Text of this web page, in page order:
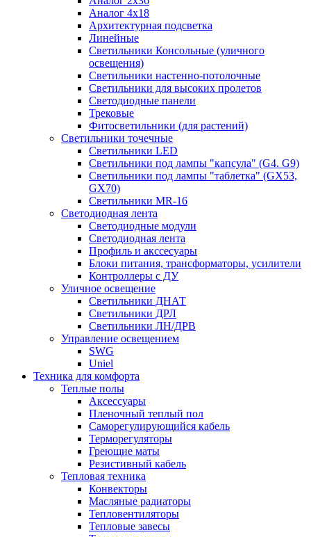
Аналог 4х18
Архитектурная подсветка
Линейные
Светильники Консольные (уличного
освещения)
Светильники настенно-потолочные
Светильники для высоких пролетов
Светодиодные панели
Трековые
Фитосветильники (для растений)
Светильники точечные
Светильники LED
Светильники под лампы "капсула" (G4. G9)
Светильники под лампы "таблетка" (GX53,
GX70)
Светильники MR-16
Светодиодная лента
Светодиодные модули
Светодиодная лента
Профиль и акссесуары
Блоки питания, трансформаторы, усилители
Контроллеры с ДУ
Уличное освещение
Светильники ДНАТ
Светильники ДРЛ
Светильники ЛН/ДРВ
Управление освещением
SWG
Uniel
Техника для комфорта
Теплые полы
Аксессуары
Пленочный теплый пол
Саморегулирующийся кабель
Терморегуляторы
Греющие маты
Резистивный кабель
Тепловая техника
Конвекторы
Масляные радиаторы
Тепловентиляторы
Тепловые завесы